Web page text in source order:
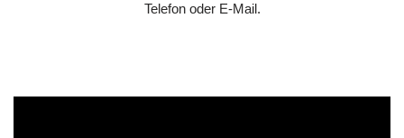
Telefon oder E-Mail.